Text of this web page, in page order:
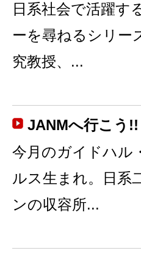
日系社会で活躍す
ーを尋ねるシリー
究教授、...
JANMへ行こう
今月のガイドハル
ルス生まれ。日系
ンの収容所...